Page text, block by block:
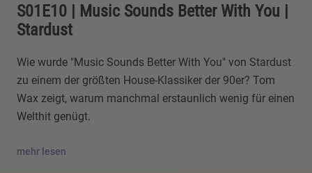
S01E10 | Music Sounds Better With You |
Stardust
Wie wurde "Music Sounds Better With You" von Stardust
zu einem der größten House-Klassiker der 90er? Tom
Wax zeigt, warum manchmal erstaunlich wenig für einen
Welthit genügt.
mehr lesen